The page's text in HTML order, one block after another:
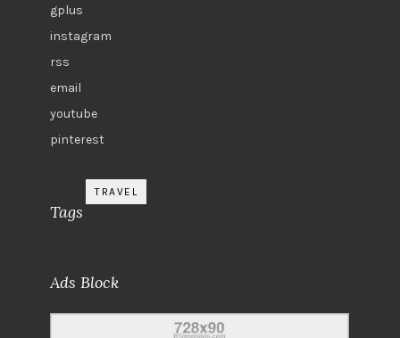
gplus
instagram
rss
email
youtube
pinterest
Tags
TRAVEL
Ads Block